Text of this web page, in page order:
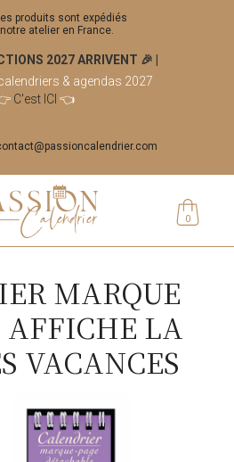
produits sont expédiés
atelier en France.
2027 ARRIVENT 🎉
& agendas 2027
C'est ICI 👈
0
MARQUE
AFFICHE LA
VACANCES